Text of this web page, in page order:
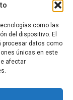
como las
del dispositivo. El
datos como
únicas en este
afectar
el